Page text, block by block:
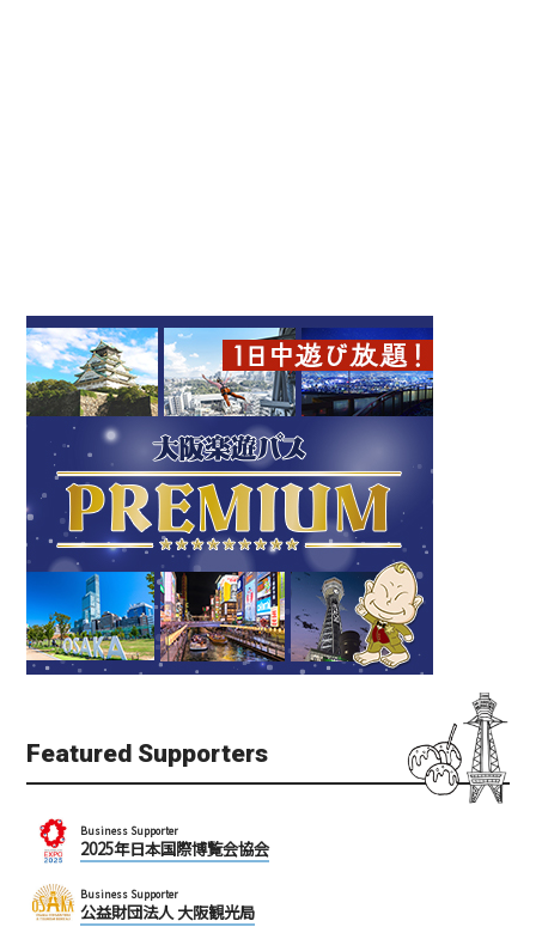
Featured Supporters
Business Supporter
2025年日本国際博覧会協会
Business Supporter
公益財団法人 大阪観光局